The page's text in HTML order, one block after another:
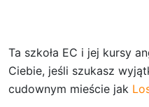
Ta szkoła EC i jej kursy
Ciebie, jeśli szukasz
cudownym mieście jak